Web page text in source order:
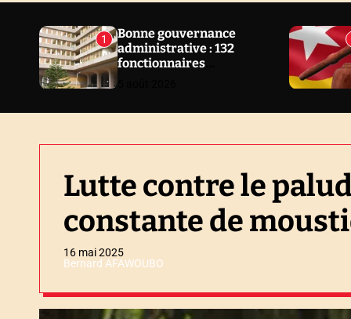
E
W
S
1
Bonne gouvernance
administrative : 132
fonctionnaires
Lutte contre le
constante de
16 mai 2025
Bernard AFAWOUBO